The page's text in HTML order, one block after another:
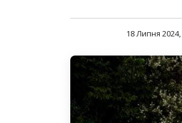
18 Липня 2024,